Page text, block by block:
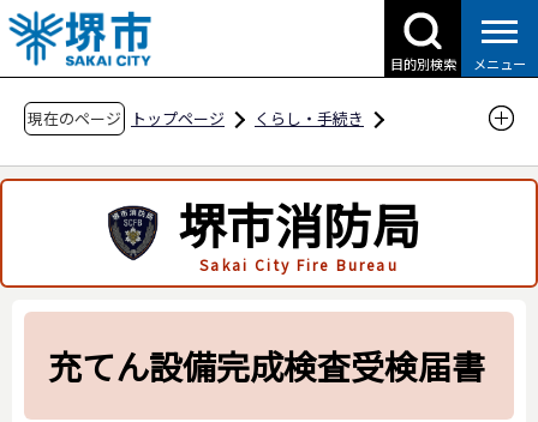
こ
の
ペ
の
で
目的別検索 メニュー
現在のページ トップページ
くらし・手続き
申請・届出用紙
液化石油ガスの保安の確保及び取引の適正化に
関する法律関係
液化石油ガスの保安の確保及び取引の適正化に
充てん設備完成検査受検届書
堺市消防局
Sakai City Fire Bureau
充てん設備完成検査受検届書